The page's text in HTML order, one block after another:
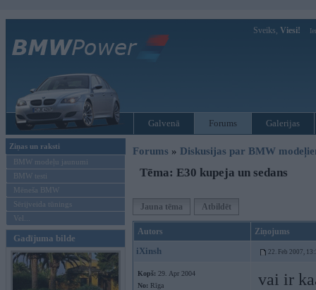
Sveiks, Viesi!
Galvenā Forums Galerijas
Ziņas un raksti
BMW modeļu jaunumi
BMW testi
Mēneša BMW
Sērijveida tūnings
Vel...
Gadījuma bilde
Forums » Diskusijas par BMW
Tēma: E30 kupeja un sedans
Jauna tēma Atbildēt
Autors Ziņojums
iXinsh 22. Feb 2007,
Kopš: 29. Apr 2004
No: Rīga
vai ir